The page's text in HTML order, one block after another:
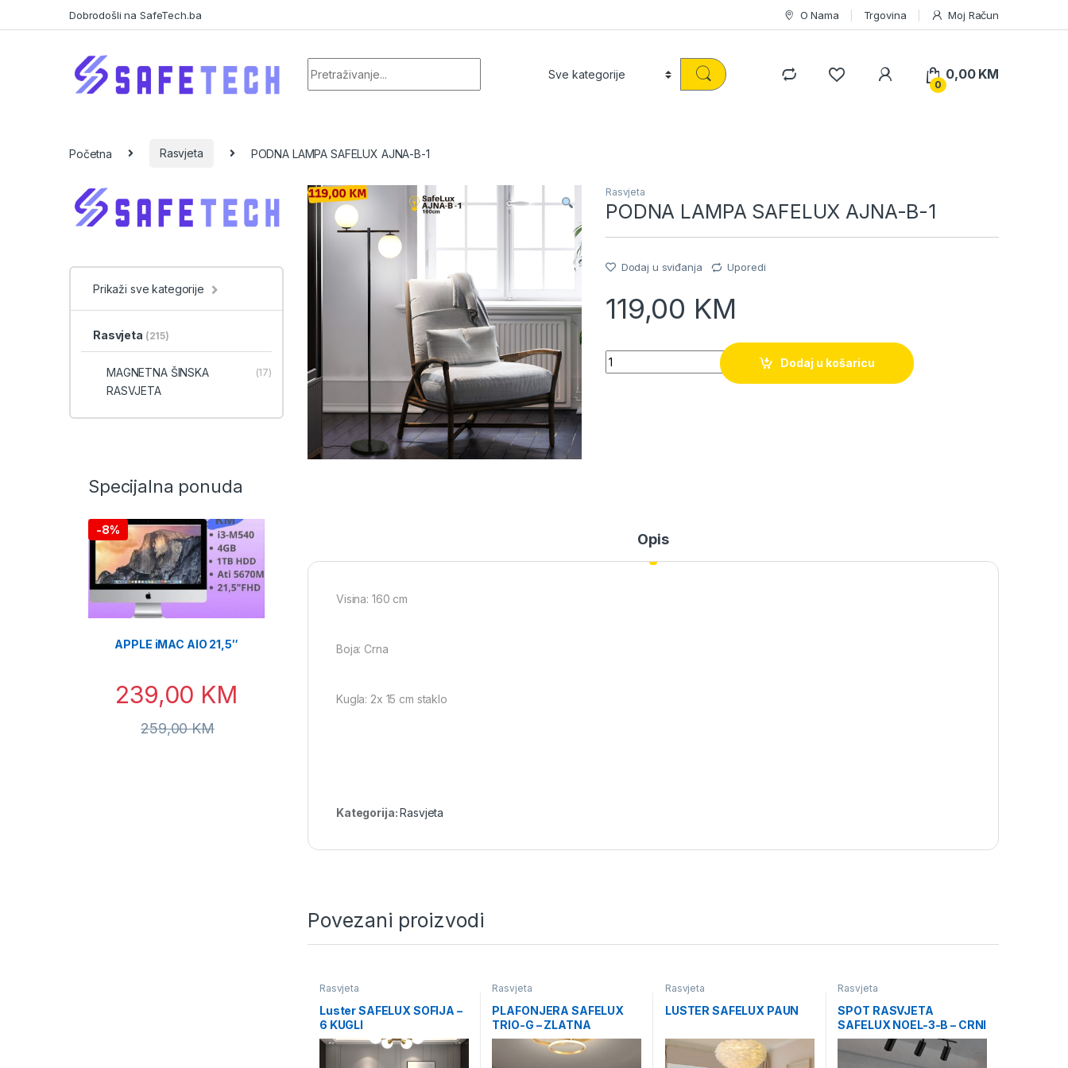
Dobrodošli na SafeTech.ba O Nama Trgovina Moj Račun
0
0,00 KM
Početna Rasvjeta PODNA LAMPA SAFELUX AJNA-B-1
Rasvjeta
PODNA LAMPA SAFELUX AJNA-B-1
Dodaj u sviđanja Uporedi
119,00 KM
Quantity
Dodaj u košaricu
Opis
Visina: 160 cm
Boja: Crna
Kugla: 2x 15 cm staklo
Kategorija:Rasvjeta
Povezani proizvodi
Rasvjeta
Luster SAFELUX SOFIJA –
6 KUGLI
Rasvjeta
PLAFONJERA SAFELUX
TRIO-G – ZLATNA
Rasvjeta
LUSTER SAFELUX PAUN
Rasvjeta
SPOT RASVJETA
SAFELUX NOEL-3-B – CRNI
Prikaži sve kategorije
Rasvjeta (215)
MAGNETNA ŠINSKA
RASVJETA
(17)
Specijalna ponuda
-8%
APPLE iMAC AIO 21,5″
239,00 KM
259,00KM